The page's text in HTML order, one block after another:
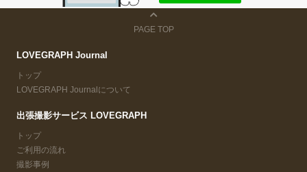
PAGE TOP
LOVEGRAPH Journal
トップ
LOVEGRAPH Journalについて
出張撮影サービス LOVEGRAPH
トップ
ご利用の流れ
撮影事例